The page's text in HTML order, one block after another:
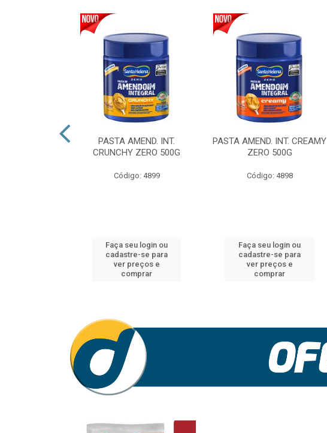
PASTA AMEND. INT.
CRUNCHY ZERO 500G
Código: 4899
Faça seu login ou
cadastre-se para
ver preços e
comprar
PASTA AMEND. INT. CREAMY
ZERO 500G
Código: 4898
Faça seu login ou
cadastre-se para
ver preços e
comprar